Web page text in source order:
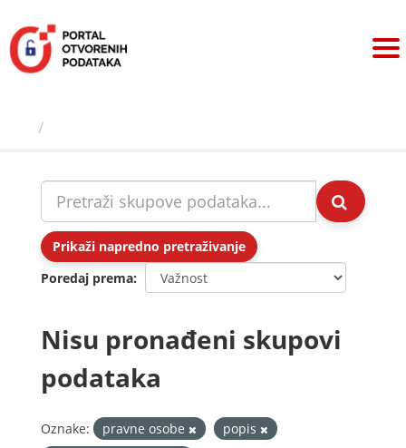
sadržaj
Prikaži napredno pretraživanje
Poredaj prema
Nisu pronađeni skupovi
podataka
Oznake: pravne osobe
popis